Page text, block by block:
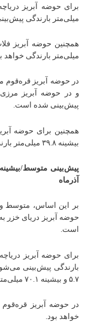
میلی‌متر بارندگی
میلی‌متر بارندگی خواهد
پیش‌بینی شده است.
بیشینه ۳۹.۸ میلی‌متر بارندگی پیش‌بینی شده است.
آذرماه
است.
بارندگی پیش‌بینی
۵.۷ و بیشینه ۷۰.۱ میلی‌متر بارندگی خواهد بود.
خواهد بود.